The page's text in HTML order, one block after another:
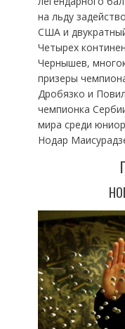
на льду
США и
Четырех
Чернышев,
призеры
Дробязко и
чемпионка
мира среди
Нодар